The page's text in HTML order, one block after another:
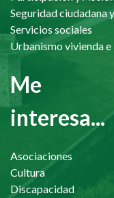
Seguridad ciudadana
Servicios sociales
Me
interesa...
Asociaciones
Cultura
Discapacidad